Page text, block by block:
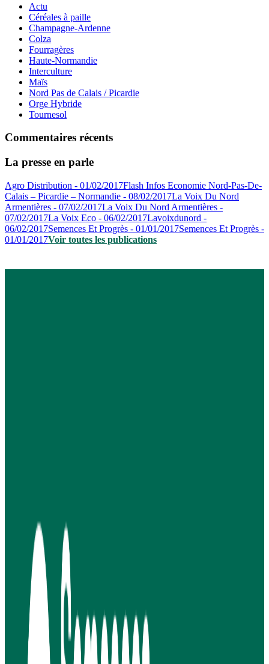
Actu
Céréales à paille
Champagne-Ardenne
Colza
Fourragères
Haute-Normandie
Interculture
Maïs
Nord Pas de Calais / Picardie
Orge Hybride
Tournesol
Commentaires récents
La presse en parle
Agro Distribution - 01/02/2017Flash Infos Economie Nord-Pas-De-
Calais – Picardie – Normandie - 08/02/2017La Voix Du Nord
Armentières - 07/02/2017La Voix Du Nord Armentières -
07/02/2017La Voix Eco - 06/02/2017Lavoixdunord -
06/02/2017Semences Et Progrès - 01/01/2017Semences Et Progrès -
01/01/2017Voir toutes les publications